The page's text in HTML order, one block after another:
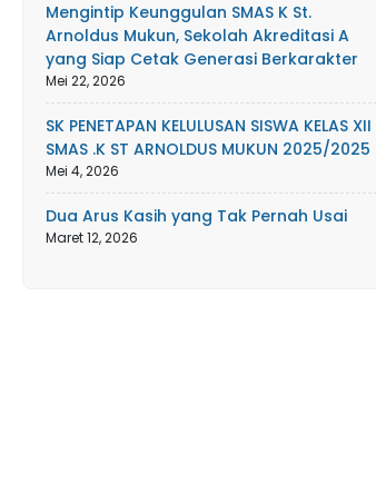
Mengintip Keunggulan SMAS K St.
Arnoldus Mukun, Sekolah Akreditasi A
yang Siap Cetak Generasi Berkarakter
Mei 22, 2026
SK PENETAPAN KELULUSAN SISWA KELAS XII
SMAS .K ST ARNOLDUS MUKUN 2025/2025
Mei 4, 2026
Dua Arus Kasih yang Tak Pernah Usai
Maret 12, 2026